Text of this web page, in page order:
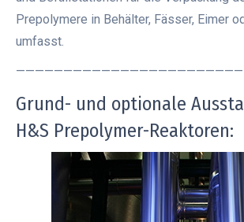
Prepolymere in Behälter, Fässer, Eimer
umfasst.
Grund- und optionale
H&S Prepolymer-Reaktoren: